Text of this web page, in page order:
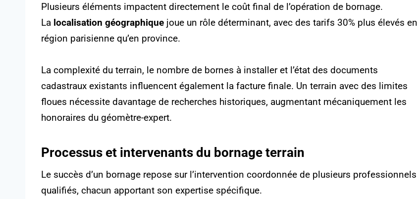
Plusieurs éléments impactent directement le coût final de l’opération de bornage.
La localisation géographique joue un rôle déterminant, avec des tarifs 30% plus élevés en
région parisienne qu’en province.
La complexité du terrain, le nombre de bornes à installer et l’état des documents
cadastraux existants influencent également la facture finale. Un terrain avec des limites
floues nécessite davantage de recherches historiques, augmentant mécaniquement les
honoraires du géomètre-expert.
Processus et intervenants du bornage terrain
Le succès d’un bornage repose sur l’intervention coordonnée de plusieurs professionnels
qualifiés, chacun apportant son expertise spécifique.